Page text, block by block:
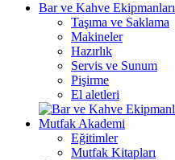
Bar ve Kahve Ekipmanları
Taşıma ve Saklama
Makineler
Hazırlık
Servis ve Sunum
Pişirme
El aletleri
Mutfak Akademi
Eğitimler
Mutfak Kitapları